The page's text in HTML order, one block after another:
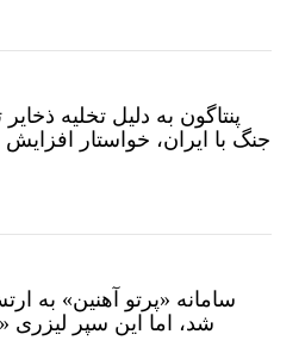
پنتاگون به دلیل تخلیه
جنگ با ایران، خواستار
سامانه «پرتو آهنین» به
شد، اما این سپر لیزری